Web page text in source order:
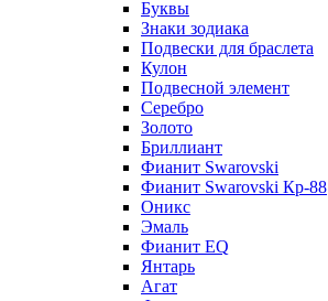
Буквы
Знаки зодиака
Подвески для браслета
Кулон
Подвесной элемент
Серебро
Золото
Бриллиант
Фианит Swarovski
Фианит Swarovski Кр-88
Оникс
Эмаль
Фианит EQ
Янтарь
Агат